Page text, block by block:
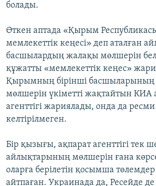
болады.
Өткен аптада «Қырым
мемлекеттік кеңесі» деп аталған
басшылардың жалақы мөлшерін
құжатты «мемлекеттік кеңес»
Қырымның бірінші
мөлшерін үкіметті жақтайтын КИА
агенттігі жариялады, онда да
келтірілмеген.
Бір қызығы, ақпарат агенттігі тек
айлықтарының мөлшерін ғана
оларға берілетін қосымша
айтпаған. Украинада да, Ресейде